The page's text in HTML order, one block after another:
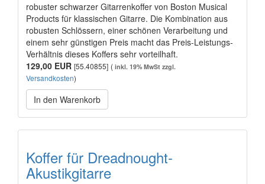
robuster schwarzer Gitarrenkoffer von Boston Musical
Products für klassischen Gitarre. Die Kombination aus
robusten Schlössern, einer schönen Verarbeitung und
einem sehr günstigen Preis macht das Preis-Leistungs-
Verhältnis dieses Koffers sehr vorteilhaft.
129,00 EUR [55.40855] ( inkl. 19% MwSt zzgl.
Versandkosten)
In den Warenkorb
Koffer für Dreadnought-
Akustikgitarre